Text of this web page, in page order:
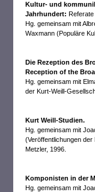
Kultur- und
Jahrhundert: Referate
Hg. gemeinsam mit
Waxmann (Populäre
Die Rezeption des
Reception of the
Hg. gemeinsam mit
der Kurt-Weill-
Kurt Weill-Studien.
Hg. gemeinsam mit
(Veröffentlichungen
Metzler, 1996.
Komponisten in der
Hg. gemeinsam mit